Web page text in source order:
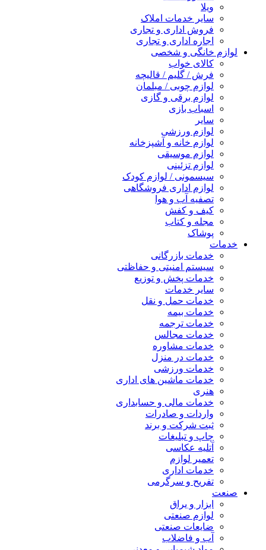
ویلا
سایر خدمات املاک
فروش اداری و تجاری
اجاره اداری و تجاری
لوازم خانگی و شخصی
کالای خواب
فرش / گلیم / قالیچه
لوازم چوبی / مبلمان
لوازم برقی و گازی
اسباب بازی
سایر
لوازم ورزشی
لوازم خانه و آشپزخانه
لوازم موسیقی
لوازم تزئینی
سیسمونی / لوازم کودک
لوازم اداری فروشگاهی
تصفیه آب و هوا
کیف و کفش
مجله و کتاب
پوشاک
خدمات
خدمات بازرگانی
سیستم امنیتی و حفاظتی
خدمات پخش و توزیع
سایر خدمات
خدمات حمل و نقل
خدمات بیمه
خدمات ترجمه
خدمات مجالس
خدمات مشاوره
خدمات در منزل
خدمات ورزشی
خدمات ماشین های اداری
هنری
خدمات مالی و حسابداری
واردات و صادرات
ثبت شرکت و برند
چاپ و تبلیغات
آتلیه عکاسی
تعمیر لوازم
خدمات اداری
تفریح و سرگرمی
صنعت
ابزار و یراق
لوازم صنعتی
ضایعات صنعتی
آب و فاضلاب